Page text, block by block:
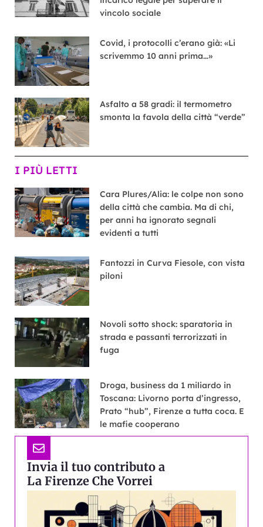
vincolo sociale
Covid, i protocolli c’erano già: «Li
scrivemmo 10 anni prima…»
Asfalto a 58 gradi: il termometro
smonta la favola della città “verde”
I PIÙ LETTI
Cara Plures/Alia: le colpe non sono
della città che cambia. Ma di chi,
per anni ha ignorato segnali
evidenti a tutti
Fantozzi in Curva Fiesole, con vista
piloni
Novoli sotto shock: sparatoria in
strada e passanti terrorizzati in
fuga
Droga, business da 1 miliardo in
Toscana: Livorno porta d’ingresso,
Prato “hub”, Firenze a tutta coca. E
le mafie cooperano
Invia il tuo contributo a
La Firenze Che Vorrei